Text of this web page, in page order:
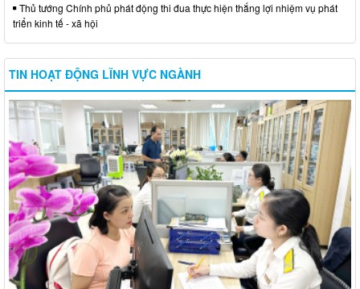
Thủ tướng Chính phủ phát động thi đua thực hiện thắng lợi nhiệm vụ phát
triển kinh tế - xã hội
TIN HOẠT ĐỘNG LĨNH VỰC NGÀNH